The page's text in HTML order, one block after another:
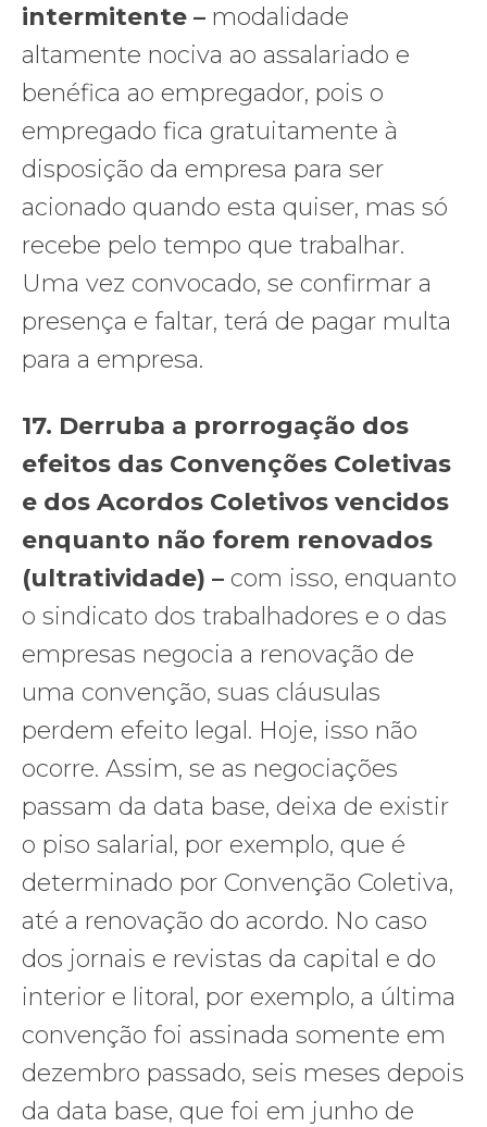
intermitente – modalidade
altamente nociva ao assalariado e
benéfica ao empregador, pois o
empregado fica gratuitamente à
disposição da empresa para ser
acionado quando esta quiser, mas só
recebe pelo tempo que trabalhar.
Uma vez convocado, se confirmar a
presença e faltar, terá de pagar multa
para a empresa.
17. Derruba a prorrogação dos
efeitos das Convenções Coletivas
e dos Acordos Coletivos vencidos
enquanto não forem renovados
(ultratividade) – com isso, enquanto
o sindicato dos trabalhadores e o das
empresas negocia a renovação de
uma convenção, suas cláusulas
perdem efeito legal. Hoje, isso não
ocorre. Assim, se as negociações
passam da data base, deixa de existir
o piso salarial, por exemplo, que é
determinado por Convenção Coletiva,
até a renovação do acordo. No caso
dos jornais e revistas da capital e do
interior e litoral, por exemplo, a última
convenção foi assinada somente em
dezembro passado, seis meses depois
da data base, que foi em junho de